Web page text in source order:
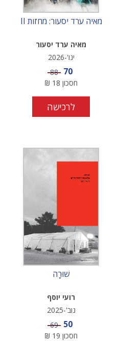
מאיה ערד יסעור: מחזות II
מאיה ערד יסעור
ינו'-2026
מחיר מבצע
70 מחיר
88
חסכון 18
₪
לרכישה
שׁוּרָה
רועי יוסף
נוב'-2025
מחיר מבצע
50 מחיר
69
חסכון 19
₪